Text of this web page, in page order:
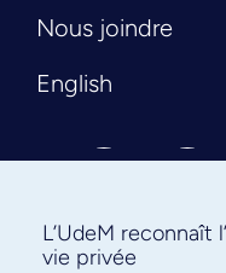
Nous joindre
English
L’UdeM reconnaît
vie privée